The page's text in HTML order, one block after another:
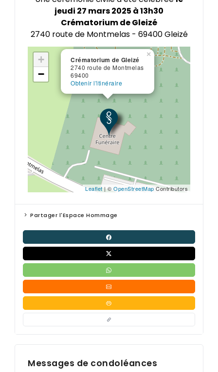
jeudi 27 mars 2025 à 13h30
Crématorium de Gleizé
2740 route de Montmelas - 69400 Gleizé
Crématorium de Gleizé
2740 route de Montmelas
69400
Obtenir l'itinéraire
×
+
−
Leaflet | © OpenStreetMap Contributors
Partager l'Espace Hommage
Messages de condoléances